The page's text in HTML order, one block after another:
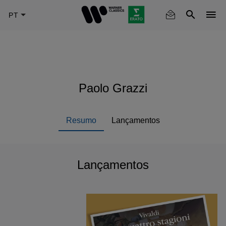
Paolo Grazzi
Resumo Lançamentos
Lançamentos